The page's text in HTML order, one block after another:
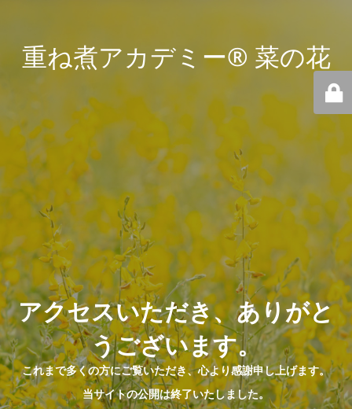
重ね煮アカデミー® 菜の花
アクセスいただき、ありがと
うございます。
これまで多くの方にご覧いただき、心より感謝申し上げます。
当サイトの公開は終了いたしました。